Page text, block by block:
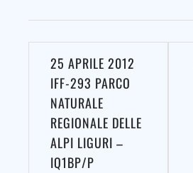
Navigazione
articoli
25 APRILE 2012
IFF-293 PARCO
NATURALE
REGIONALE DELLE
ALPI LIGURI –
IQ1BP/P